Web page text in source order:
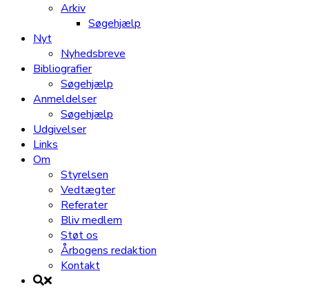
Arkiv
Søgehjælp
Nyt
Nyhedsbreve
Bibliografier
Søgehjælp
Anmeldelser
Søgehjælp
Udgivelser
Links
Om
Styrelsen
Vedtægter
Referater
Bliv medlem
Støt os
Årbogens redaktion
Kontakt